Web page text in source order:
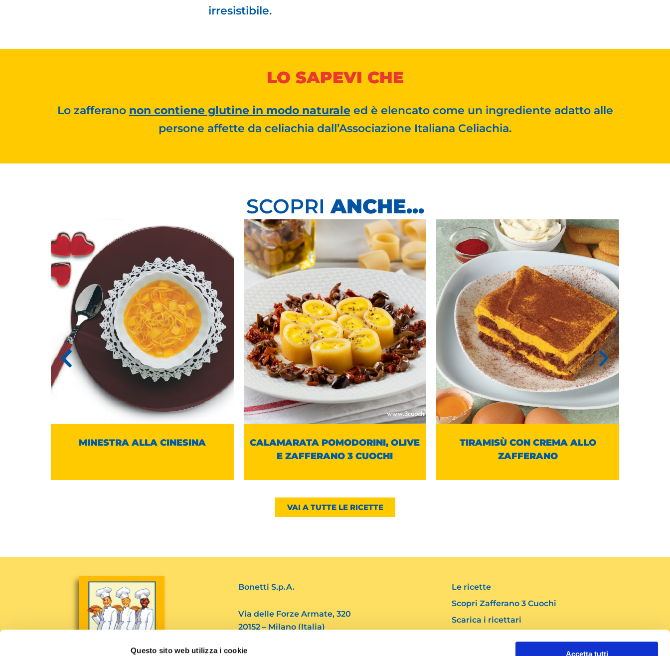
Questo sito web utilizza i cookie Accetta tutti
irresistibile.
LO SAPEVI CHE
Lo zafferano non contiene glutine in modo naturaleed è elencato come un ingrediente adatto alle
persone affette da celiachia dall’Associazione Italiana Celiachia.
SCOPRIANCHE...
MINESTRA ALLA CINESINA
CALAMARATA POMODORINI, OLIVE
E ZAFFERANO 3 CUOCHI
TIRAMISÙ CON CREMA ALLO
ZAFFERANO
VAI A TUTTE LE RICETTE
Bonetti S.p.A.
Via delle Forze Armate, 320
20152 – Milano (Italia)
Tel. 39.02 4562082
Le ricette
Scopri Zafferano 3 Cuochi
Scarica i ricettari